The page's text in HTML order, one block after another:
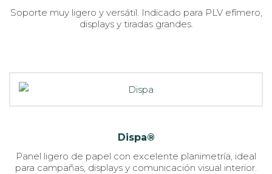
Soporte muy ligero y versátil. Indicado para PLV efímero,
displays y tiradas grandes.
Dispa®
Panel ligero de papel con excelente planimetría, ideal
para campañas, displays y comunicación visual interior.